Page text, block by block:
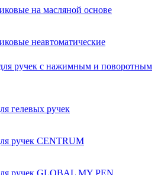
на масляной основе
неавтоматические
ручек с нажимным и поворотным
гелевых ручек
ручек CENTRUM
ручек GLOBAL MY PEN